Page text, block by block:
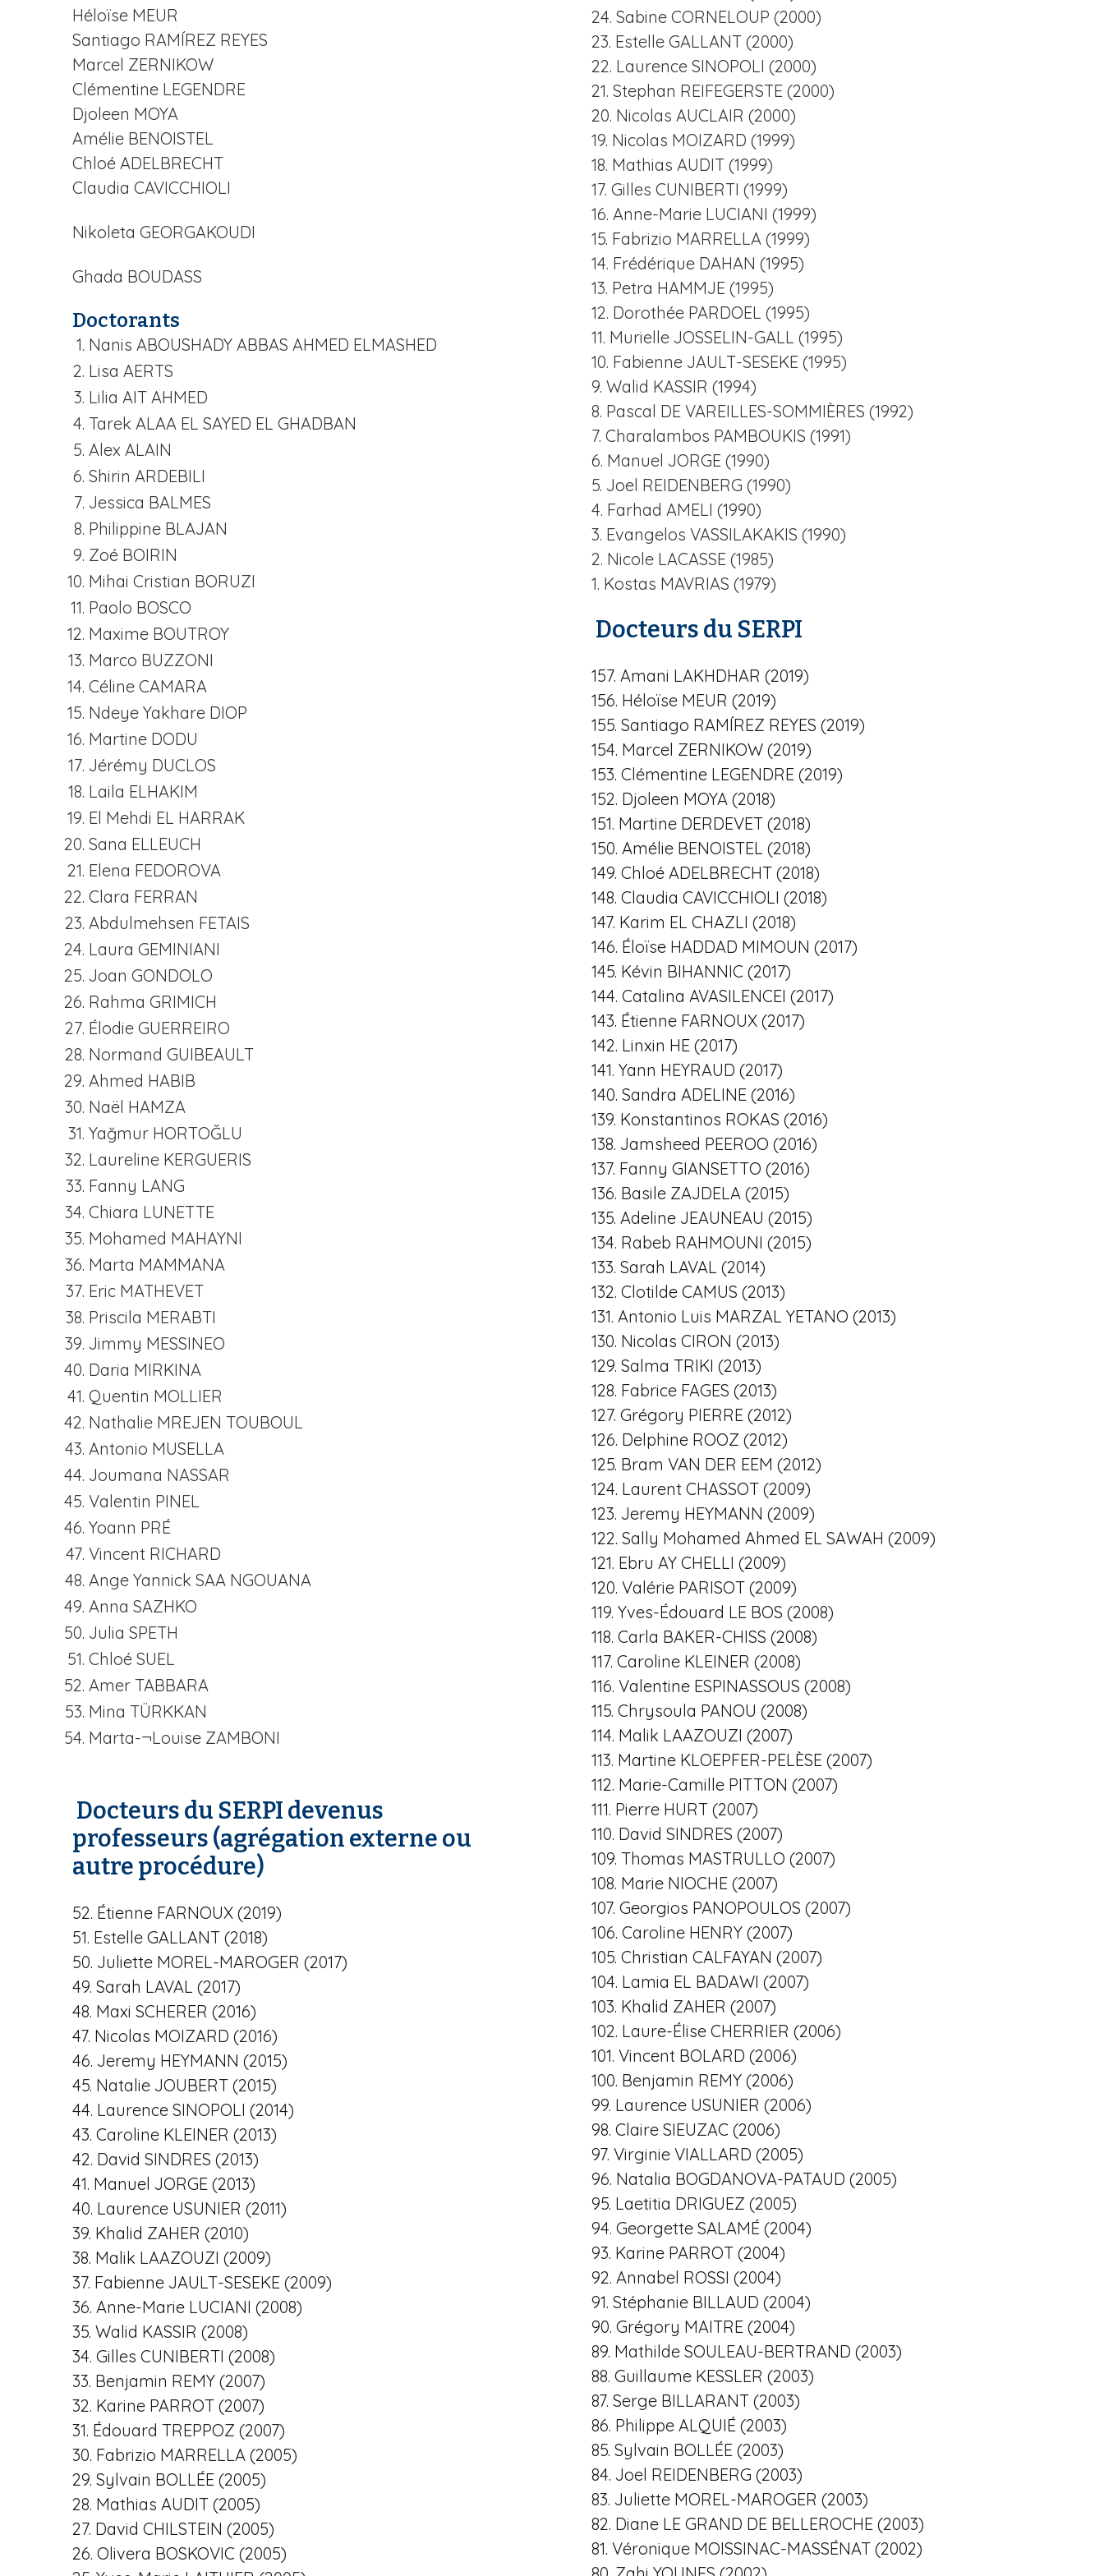
Héloïse MEUR
Santiago RAMÍREZ REYES
Marcel ZERNIKOW
Clémentine LEGENDRE
Djoleen MOYA
Amélie BENOISTEL
Chloé ADELBRECHT
Claudia CAVICCHIOLI
Nikoleta GEORGAKOUDI
Ghada BOUDASS
Doctorants
Nanis ABOUSHADY ABBAS AHMED ELMASHED
Lisa AERTS
Lilia AIT AHMED
Tarek ALAA EL SAYED EL GHADBAN
Alex ALAIN
Shirin ARDEBILI
Jessica BALMES
Philippine BLAJAN
Zoé BOIRIN
Mihai Cristian BORUZI
Paolo BOSCO
Maxime BOUTROY
Marco BUZZONI
Céline CAMARA
Ndeye Yakhare DIOP
Martine DODU
Jérémy DUCLOS
Laila ELHAKIM
El Mehdi EL HARRAK
Sana ELLEUCH
Elena FEDOROVA
Clara FERRAN
Abdulmehsen FETAIS
Laura GEMINIANI
Joan GONDOLO
Rahma GRIMICH
Élodie GUERREIRO
Normand GUIBEAULT
Ahmed HABIB
Naël HAMZA
Yağmur HORTOĞLU
Laureline KERGUERIS
Fanny LANG
Chiara LUNETTE
Mohamed MAHAYNI
Marta MAMMANA
Eric MATHEVET
Priscila MERABTI
Jimmy MESSINEO
Daria MIRKINA
Quentin MOLLIER
Nathalie MREJEN TOUBOUL
Antonio MUSELLA
Joumana NASSAR
Valentin PINEL
Yoann PRÉ
Vincent RICHARD
Ange Yannick SAA NGOUANA
Anna SAZHKO
Julia SPETH
Chloé SUEL
Amer TABBARA
Mina TÜRKKAN
Marta-¬Louise ZAMBONI
Docteurs du SERPI devenus
professeurs (agrégation externe ou
autre procédure)
52. Étienne FARNOUX (2019)
51. Estelle GALLANT (2018)
50. Juliette MOREL-MAROGER (2017)
49. Sarah LAVAL (2017)
48. Maxi SCHERER (2016)
47. Nicolas MOIZARD (2016)
46. Jeremy HEYMANN (2015)
45. Natalie JOUBERT (2015)
44. Laurence SINOPOLI (2014)
43. Caroline KLEINER (2013)
42. David SINDRES (2013)
41. Manuel JORGE (2013)
40. Laurence USUNIER (2011)
39. Khalid ZAHER (2010)
38. Malik LAAZOUZI (2009)
37. Fabienne JAULT-SESEKE (2009)
36. Anne-Marie LUCIANI (2008)
35. Walid KASSIR (2008)
34. Gilles CUNIBERTI (2008)
33. Benjamin REMY (2007)
32. Karine PARROT (2007)
31. Édouard TREPPOZ (2007)
30. Fabrizio MARRELLA (2005)
29. Sylvain BOLLÉE (2005)
28. Mathias AUDIT (2005)
27. David CHILSTEIN (2005)
26. Olivera BOSKOVIC (2005)
24. Sabine CORNELOUP (2000)
23. Estelle GALLANT (2000)
22. Laurence SINOPOLI (2000)
21. Stephan REIFEGERSTE (2000)
20. Nicolas AUCLAIR (2000)
19. Nicolas MOIZARD (1999)
18. Mathias AUDIT (1999)
17. Gilles CUNIBERTI (1999)
16. Anne-Marie LUCIANI (1999)
15. Fabrizio MARRELLA (1999)
14. Frédérique DAHAN (1995)
13. Petra HAMMJE (1995)
12. Dorothée PARDOEL (1995)
11. Murielle JOSSELIN-GALL (1995)
10. Fabienne JAULT-SESEKE (1995)
9. Walid KASSIR (1994)
8. Pascal DE VAREILLES-SOMMIÈRES (1992)
7. Charalambos PAMBOUKIS (1991)
6. Manuel JORGE (1990)
5. Joel REIDENBERG (1990)
4. Farhad AMELI (1990)
3. Evangelos VASSILAKAKIS (1990)
2. Nicole LACASSE (1985)
1. Kostas MAVRIAS (1979)
Docteurs du SERPI
157. Amani LAKHDHAR (2019)
156. Héloïse MEUR (2019)
155. Santiago RAMÍREZ REYES (2019)
154. Marcel ZERNIKOW (2019)
153. Clémentine LEGENDRE (2019)
152. Djoleen MOYA (2018)
151. Martine DERDEVET (2018)
150. Amélie BENOISTEL (2018)
149. Chloé ADELBRECHT (2018)
148. Claudia CAVICCHIOLI (2018)
147. Karim EL CHAZLI (2018)
146. Éloïse HADDAD MIMOUN (2017)
145. Kévin BIHANNIC (2017)
144. Catalina AVASILENCEI (2017)
143. Étienne FARNOUX (2017)
142. Linxin HE (2017)
141. Yann HEYRAUD (2017)
140. Sandra ADELINE (2016)
139. Konstantinos ROKAS (2016)
138. Jamsheed PEEROO (2016)
137. Fanny GIANSETTO (2016)
136. Basile ZAJDELA (2015)
135. Adeline JEAUNEAU (2015)
134. Rabeb RAHMOUNI (2015)
133. Sarah LAVAL (2014)
132. Clotilde CAMUS (2013)
131. Antonio Luis MARZAL YETANO (2013)
130. Nicolas CIRON (2013)
129. Salma TRIKI (2013)
128. Fabrice FAGES (2013)
127. Grégory PIERRE (2012)
126. Delphine ROOZ (2012)
125. Bram VAN DER EEM (2012)
124. Laurent CHASSOT (2009)
123. Jeremy HEYMANN (2009)
122. Sally Mohamed Ahmed EL SAWAH (2009)
121. Ebru AY CHELLI (2009)
120. Valérie PARISOT (2009)
119. Yves-Édouard LE BOS (2008)
118. Carla BAKER-CHISS (2008)
117. Caroline KLEINER (2008)
116. Valentine ESPINASSOUS (2008)
115. Chrysoula PANOU (2008)
114. Malik LAAZOUZI (2007)
113. Martine KLOEPFER-PELÈSE (2007)
112. Marie-Camille PITTON (2007)
111. Pierre HURT (2007)
110. David SINDRES (2007)
109. Thomas MASTRULLO (2007)
108. Marie NIOCHE (2007)
107. Georgios PANOPOULOS (2007)
106. Caroline HENRY (2007)
105. Christian CALFAYAN (2007)
104. Lamia EL BADAWI (2007)
103. Khalid ZAHER (2007)
102. Laure-Élise CHERRIER (2006)
101. Vincent BOLARD (2006)
100. Benjamin REMY (2006)
99. Laurence USUNIER (2006)
98. Claire SIEUZAC (2006)
97. Virginie VIALLARD (2005)
96. Natalia BOGDANOVA-PATAUD (2005)
95. Laetitia DRIGUEZ (2005)
94. Georgette SALAMÉ (2004)
93. Karine PARROT (2004)
92. Annabel ROSSI (2004)
91. Stéphanie BILLAUD (2004)
90. Grégory MAITRE (2004)
89. Mathilde SOULEAU-BERTRAND (2003)
88. Guillaume KESSLER (2003)
87. Serge BILLARANT (2003)
86. Philippe ALQUIÉ (2003)
85. Sylvain BOLLÉE (2003)
84. Joel REIDENBERG (2003)
83. Juliette MOREL-MAROGER (2003)
82. Diane LE GRAND DE BELLEROCHE (2003)
81. Véronique MOISSINAC-MASSÉNAT (2002)